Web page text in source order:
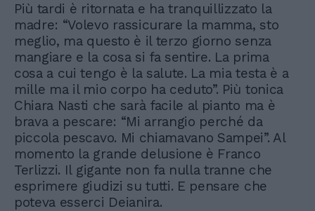
Più tardi è ritornata e ha tranquillizzato la
madre: “Volevo rassicurare la mamma, sto
meglio, ma questo è il terzo giorno senza
mangiare e la cosa si fa sentire. La prima
cosa a cui tengo è la salute. La mia testa è a
mille ma il mio corpo ha ceduto”. Più tonica
Chiara Nasti che sarà facile al pianto ma è
brava a pescare: “Mi arrangio perché da
piccola pescavo. Mi chiamavano Sampei”. Al
momento la grande delusione è Franco
Terlizzi. Il gigante non fa nulla tranne che
esprimere giudizi su tutti. E pensare che
poteva esserci Deianira.